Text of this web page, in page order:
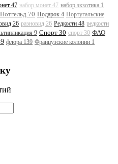
47 набор монет 47 набор экзотика 1
Нотгельд 70 Подарок 4 Португальские
26 разновид 26 Редкости 48 редкости
9 Спорт 30 спорт 30 ФАО
флора 139 Французские колонии 1